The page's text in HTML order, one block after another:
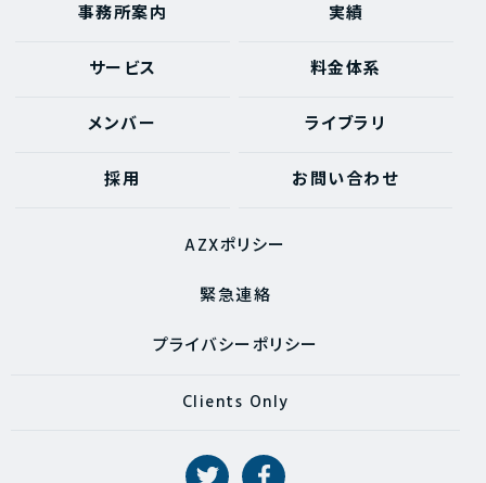
事務所案内 実績
サービス 料金体系
メンバー ライブラリ
採用 お問い合わせ
AZXポリシー
緊急連絡
プライバシーポリシー
Clients Only